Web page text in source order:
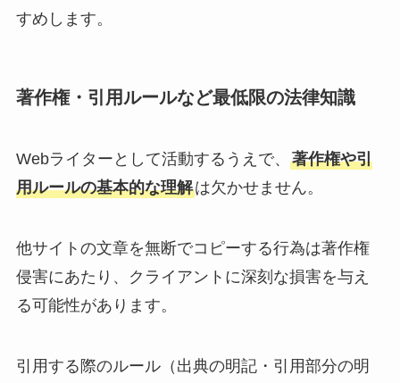
すめします。
著作権・引用ルールなど最低限の法律知識
Webライターとして活動するうえで、 著作権や引
用ルールの基本的な理解は欠かせません。
他サイトの文章を無断でコピーする行為は著作権
侵害にあたり、クライアントに深刻な損害を与え
る可能性があります。
引用する際のルール（出典の明記・引用部分の明